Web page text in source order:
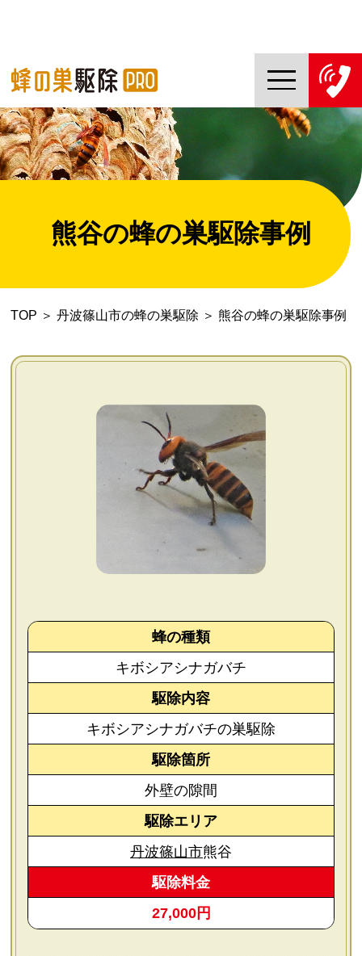
TOP
蜂の巣駆除PROについて
蜂の巣駆除ご依頼の流れ
対応エリア一覧
会社概要
お問い合わせ
個人情報保護方針
熊谷の蜂の巣駆除事例
TOP ＞ 丹波篠山市の蜂の巣駆除 ＞ 熊谷の蜂の巣駆除事例
蜂の種類
キボシアシナガバチ
駆除内容
キボシアシナガバチの巣駆除
駆除箇所
外壁の隙間
駆除エリア
丹波篠山市熊谷
駆除料金
27,000円